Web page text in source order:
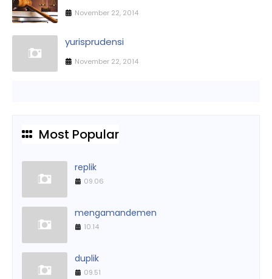
November 22, 2014
yurisprudensi
November 22, 2014
Most Popular
replik
09.06
mengamandemen
10.14
duplik
09.51